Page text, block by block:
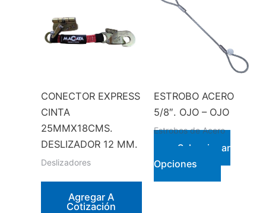
CONECTOR EXPRESS
CINTA
25MMX18CMS.
DESLIZADOR 12 MM.
Deslizadores
Agregar A
Cotización
ESTROBO ACERO
5/8″. OJO – OJO
Estrobos de Acero
Seleccionar
Opciones
Este
producto